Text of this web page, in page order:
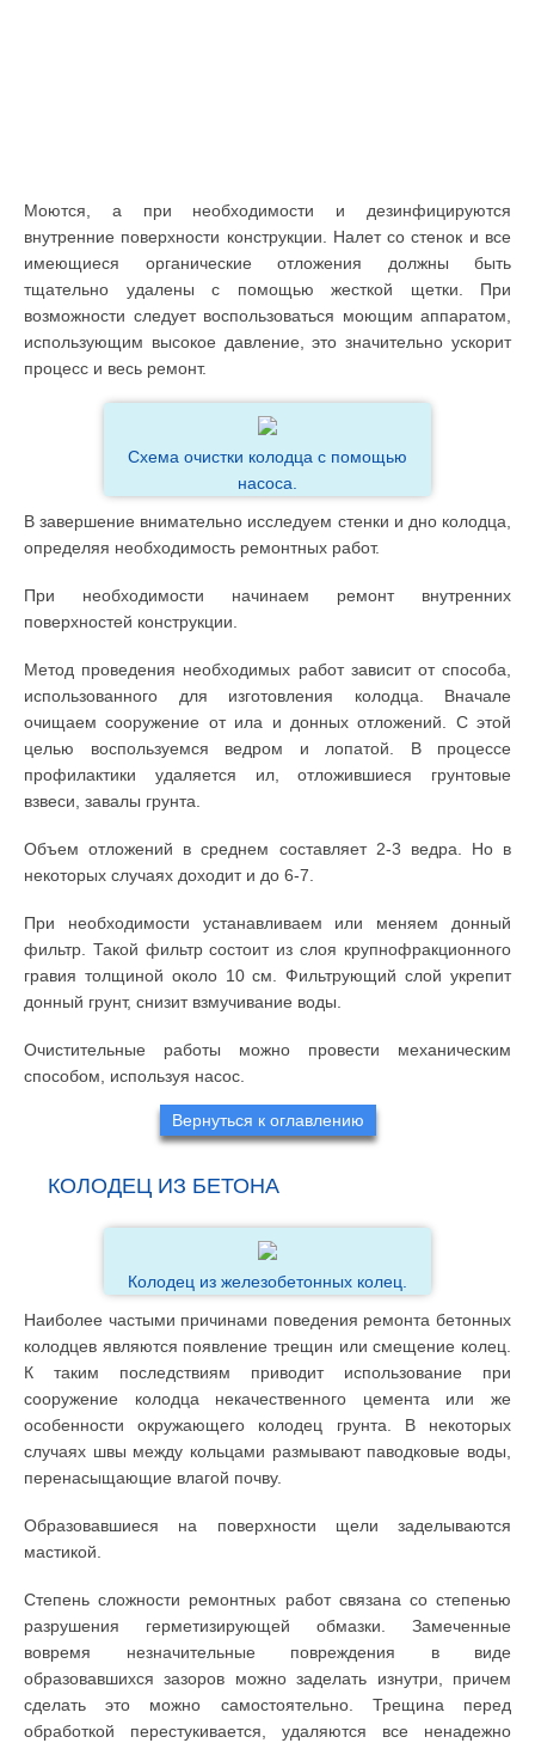
Моются, а при необходимости и дезинфицируются
внутренние поверхности конструкции. Налет со стенок и все
имеющиеся органические отложения должны быть
тщательно удалены с помощью жесткой щетки. При
возможности следует воспользоваться моющим аппаратом,
использующим высокое давление, это значительно ускорит
процесс и весь ремонт.
Схема очистки колодца с помощью
насоса.
В завершение внимательно исследуем стенки и дно колодца,
определяя необходимость ремонтных работ.
При необходимости начинаем ремонт внутренних
поверхностей конструкции.
Метод проведения необходимых работ зависит от способа,
использованного для изготовления колодца. Вначале
очищаем сооружение от ила и донных отложений. С этой
целью воспользуемся ведром и лопатой. В процессе
профилактики удаляется ил, отложившиеся грунтовые
взвеси, завалы грунта.
Объем отложений в среднем составляет 2-3 ведра. Но в
некоторых случаях доходит и до 6-7.
При необходимости устанавливаем или меняем донный
фильтр. Такой фильтр состоит из слоя крупнофракционного
гравия толщиной около 10 см. Фильтрующий слой укрепит
донный грунт, снизит взмучивание воды.
Очистительные работы можно провести механическим
способом, используя насос.
Вернуться к оглавлению
КОЛОДЕЦ ИЗ БЕТОНА
Колодец из железобетонных колец.
Наиболее частыми причинами поведения ремонта бетонных
колодцев являются появление трещин или смещение колец.
К таким последствиям приводит использование при
сооружение колодца некачественного цемента или же
особенности окружающего колодец грунта. В некоторых
случаях швы между кольцами размывают паводковые воды,
перенасыщающие влагой почву.
Образовавшиеся на поверхности щели заделываются
мастикой.
Степень сложности ремонтных работ связана со степенью
разрушения герметизирующей обмазки. Замеченные
вовремя незначительные повреждения в виде
образовавшихся зазоров можно заделать изнутри, причем
сделать это можно самостоятельно. Трещина перед
обработкой перестукивается, удаляются все ненадежно